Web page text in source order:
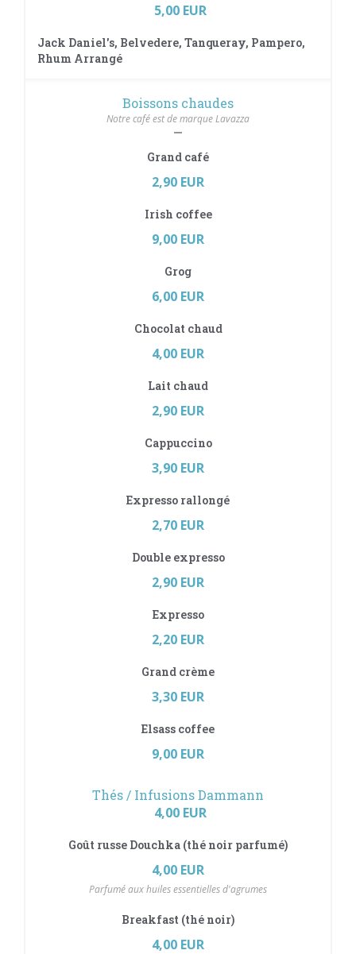
5,00 EUR
Jack Daniel's, Belvedere, Tanqueray, Pampero,
Rhum Arrangé
Boissons chaudes
Notre café est de marque Lavazza
Grand café
2,90 EUR
Irish coffee
9,00 EUR
Grog
6,00 EUR
Chocolat chaud
4,00 EUR
Lait chaud
2,90 EUR
Cappuccino
3,90 EUR
Expresso rallongé
2,70 EUR
Double expresso
2,90 EUR
Expresso
2,20 EUR
Grand crème
3,30 EUR
Elsass coffee
9,00 EUR
Thés / Infusions Dammann
4,00 EUR
Goût russe Douchka (thé noir parfumé)
4,00 EUR
Parfumé aux huiles essentielles d'agrumes
Breakfast (thé noir)
4,00 EUR